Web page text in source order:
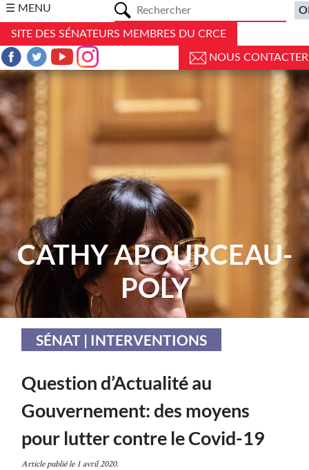
☰ MENU
SITE DES SÉNATEURS MEMBRES DU CRCE
NOUS CONTACTER
CATHY APOURCEAU-
POLY
SÉNAT | INTERVENTIONS
Question d’Actualité au
Gouvernement: des moyens
pour lutter contre le Covid-19
Article publié le 1 avril 2020.